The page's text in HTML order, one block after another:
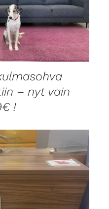
– nyt vain
!